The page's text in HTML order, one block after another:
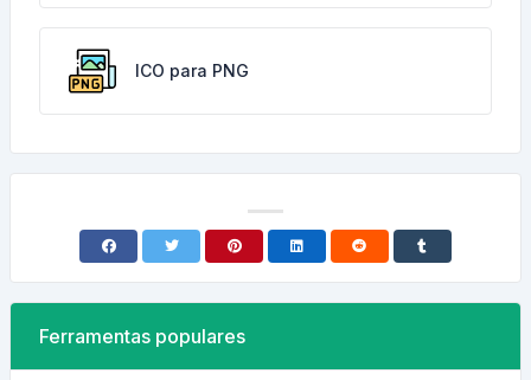
ICO para PNG
Ferramentas populares